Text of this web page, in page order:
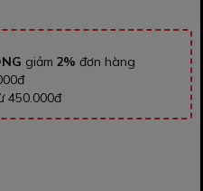
giảm 2% đơn hàng
450.000đ